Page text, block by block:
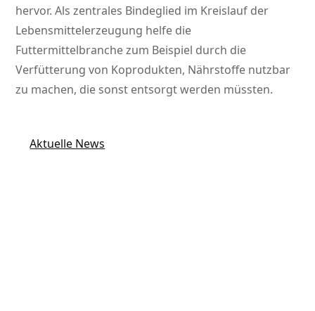
hervor. Als zentrales Bindeglied im Kreislauf der
Lebensmittelerzeugung helfe die
Futtermittelbranche zum Beispiel durch die
Verfütterung von Koprodukten, Nährstoffe nutzbar
zu machen, die sonst entsorgt werden müssten.
Aktuelle News